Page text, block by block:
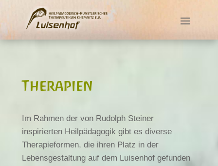
Therapien
Im Rahmen der von Rudolph Steiner
inspirierten Heilpädagogik gibt es diverse
Therapieformen, die ihren Platz in der
Lebensgestaltung auf dem Luisenhof gefunden